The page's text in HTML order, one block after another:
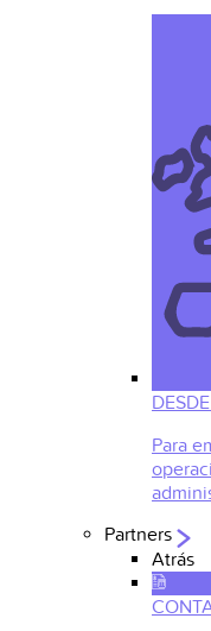
Para
Partners
Atrás